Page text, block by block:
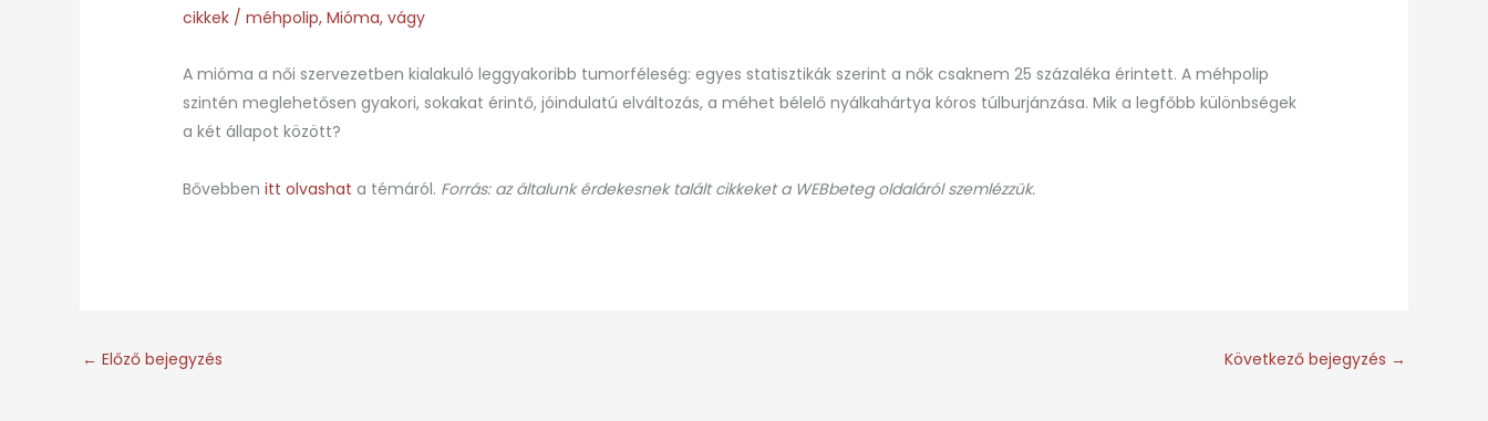
cikkek /méhpolip,Mióma,vágy
A mióma a női szervezetben kialakuló leggyakoribb tumorféleség: egyes statisztikák szerint a nők csaknem 25 százaléka érintett. A méhpolip
szintén meglehetősen gyakori, sokakat érintő, jóindulatú elváltozás, a méhet bélelő nyálkahártya kóros túlburjánzása. Mik a legfőbb különbségek
a két állapot között?
Bővebbenitt olvashata témáról. Forrás: az általunk érdekesnek talált cikkeket a WEBbeteg oldaláról szemlézzük.
← Előző bejegyzés Következő bejegyzés →